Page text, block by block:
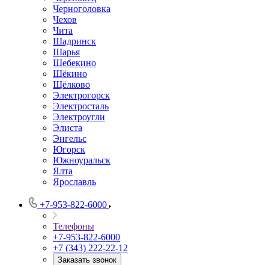
Черноголовка
Чехов
Чита
Шадринск
Шарья
Шебекино
Щёкино
Щёлково
Электрогорск
Электросталь
Электроугли
Элиста
Энгельс
Югорск
Южноуральск
Ялта
Ярославль
+7-953-822-6000
Телефоны
+7-953-822-6000
+7 (343) 222-22-12
Заказать звонок